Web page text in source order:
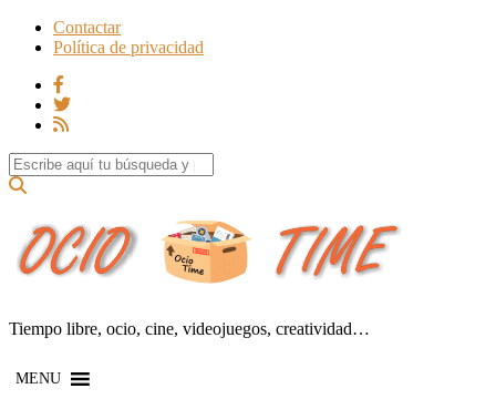
Contactar
Política de privacidad
Search for:
Tiempo libre, ocio, cine, videojuegos, creatividad…
MENU